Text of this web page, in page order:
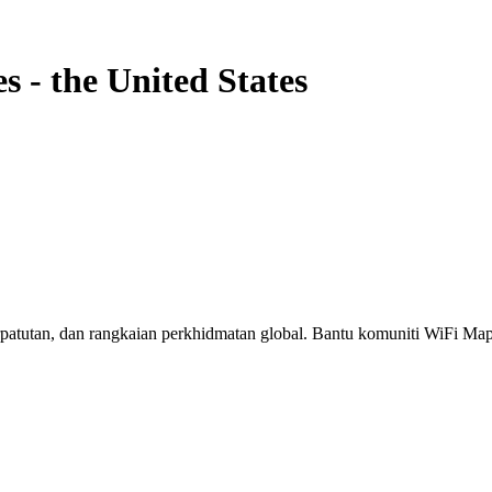
- the United States
dan rangkaian perkhidmatan global. Bantu komuniti WiFi